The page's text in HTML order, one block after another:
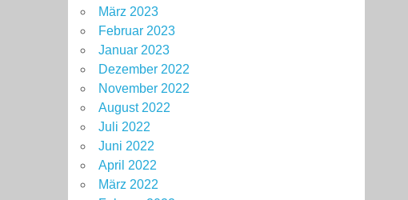
März 2023
Februar 2023
Januar 2023
Dezember 2022
November 2022
August 2022
Juli 2022
Juni 2022
April 2022
März 2022